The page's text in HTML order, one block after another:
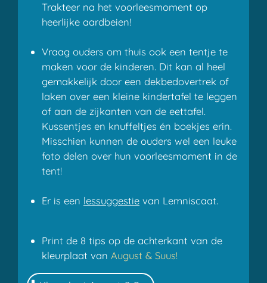
Trakteer na het voorleesmoment op
heerlijke aardbeien!
Vraag ouders om thuis ook een tentje te
maken voor de kinderen. Dit kan al heel
gemakkelijk door een dekbedovertrek of
laken over een kleine kindertafel te leggen
of aan de zijkanten van de eettafel.
Kussentjes en knuffeltjes én boekjes erin.
Misschien kunnen de ouders wel een leuke
foto delen over hun voorleesmoment in de
tent!
Er is een lessuggestie van Lemniscaat.
Print de 8 tips op de achterkant van de
kleurplaat van August & Suus!